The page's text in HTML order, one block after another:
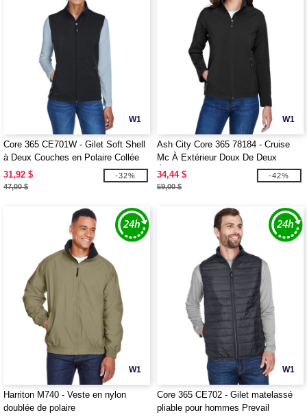
W1
Core 365 CE701W - Gilet Soft Shell
à Deux Couches en Polaire Collée
pour Femmes
31,92 $
47,00 $
-32%
W1
Ash City Core 365 78184 - Cruise
Mc À Extérieur Doux De Deux
Épaisseurs
34,44 $
59,00 $
-42%
W1
Harriton M740 - Veste en nylon
doublée de polaire
W1
Core 365 CE702 - Gilet matelassé
pliable pour hommes Prevail